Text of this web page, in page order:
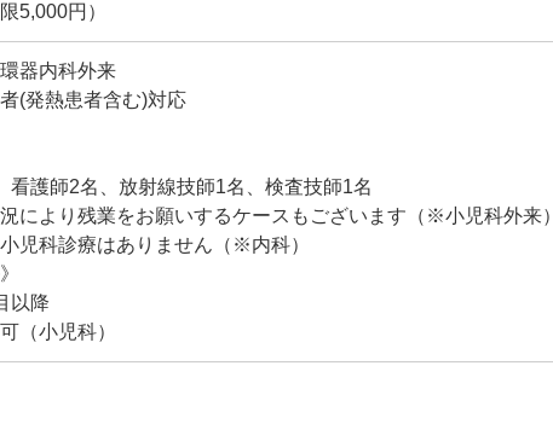
5,000円）
器内科外来
(発熱患者含む)対応
護師2名、放射線技師1名、検査技師1名
により残業をお願いするケースもございます（※小児科外来）
児科診療はありません（※内科）
以降
（小児科）